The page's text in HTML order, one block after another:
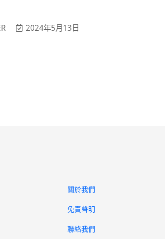
2024年5月13日
/ 擋在大谷翔平前面的那個男人 秋信守達成生涯
關於我們
免責聲明
聯絡我們